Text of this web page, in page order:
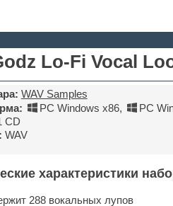
Lo-Fi Vocal
WAV Samples
PC Windows x86, PC
CD
WAV
характеристики
288 вокальных лупов